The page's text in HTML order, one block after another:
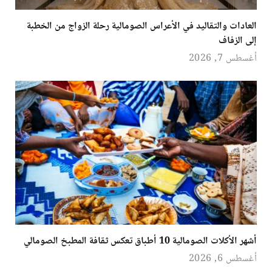
العادات والتقاليد في الأعراس الصومالية رحلة الزواج من الخطبة
إلى الزفاف
أغسطس 7, 2026
أشهر الأكلات الصومالية 10 أطباق تعكس ثقافة المطبخ الصومالي
أغسطس 6, 2026